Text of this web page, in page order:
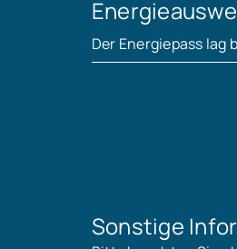
Der Energiepass
Sonstige